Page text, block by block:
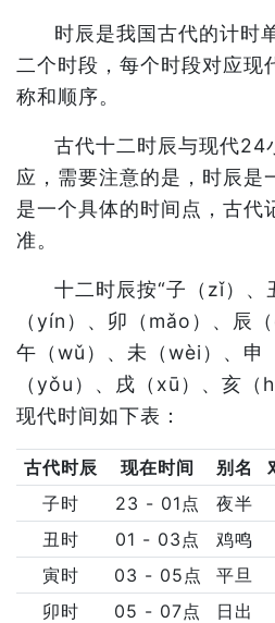
时辰是我国古代的计时
二个时段，每个时段对应现
称和顺序。
古代十二时辰与现代24
应，需要注意的是，时辰是
是一个具体的时间点，古代
准。
十二时辰按“子（zǐ）、
（yín）、卯（mǎo）、辰
午（wǔ）、未（wèi）、申
（yǒu）、戌（xū）、亥（
现代时间如下表：
古代时辰 现在时间 别名
子时
23 - 01点 夜半
丑时
01 - 03点 鸡鸣
寅时
03 - 05点 平旦
卯时
05 - 07点 日出